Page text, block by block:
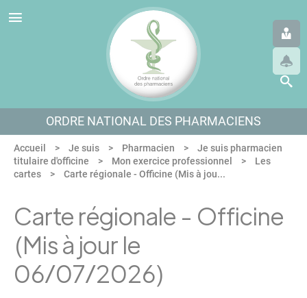
Aller au menu
Aller au contenu
Aller en bas de page
ORDRE NATIONAL DES PHARMACIENS
Accueil Je suis Pharmacien
Je suis pharmacien
titulaire d'officine
Mon exercice professionnel
Les
cartes
Carte régionale - Officine (Mis à jou...
Carte régionale - Officine
(Mis à jour le
06/07/2026)
Panneau de gestion des cookies